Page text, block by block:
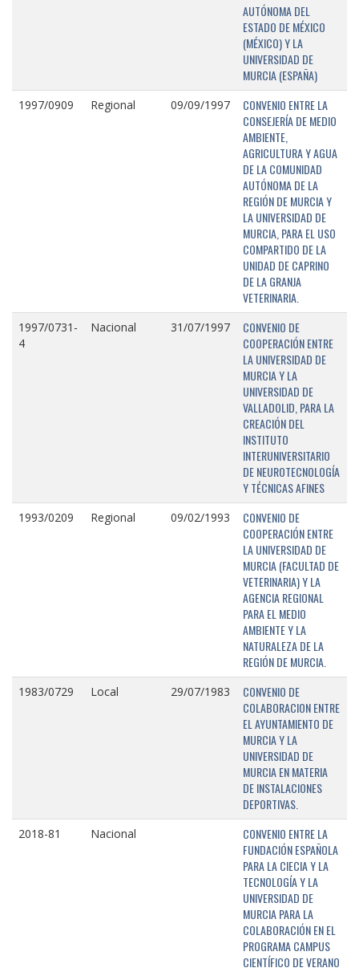
AUTÓNOMA DEL
ESTADO DE MÉXICO
(MÉXICO) Y LA
UNIVERSIDAD DE
MURCIA (ESPAÑA)
1997/0909 Regional 09/09/1997
CONVENIO ENTRE LA
CONSEJERÍA DE MEDIO
AMBIENTE,
AGRICULTURA Y AGUA
DE LA COMUNIDAD
AUTÓNOMA DE LA
REGIÓN DE MURCIA Y
LA UNIVERSIDAD DE
MURCIA, PARA EL USO
COMPARTIDO DE LA
UNIDAD DE CAPRINO
DE LA GRANJA
VETERINARIA.
1997/0731-
4
Nacional 31/07/1997
CONVENIO DE
COOPERACIÓN ENTRE
LA UNIVERSIDAD DE
MURCIA Y LA
UNIVERSIDAD DE
VALLADOLID, PARA LA
CREACIÓN DEL
INSTITUTO
INTERUNIVERSITARIO
DE NEUROTECNOLOGÍA
Y TÉCNICAS AFINES
1993/0209 Regional 09/02/1993
CONVENIO DE
COOPERACIÓN ENTRE
LA UNIVERSIDAD DE
MURCIA (FACULTAD DE
VETERINARIA) Y LA
AGENCIA REGIONAL
PARA EL MEDIO
AMBIENTE Y LA
NATURALEZA DE LA
REGIÓN DE MURCIA.
1983/0729 Local 29/07/1983
CONVENIO DE
COLABORACION ENTRE
EL AYUNTAMIENTO DE
MURCIA Y LA
UNIVERSIDAD DE
MURCIA EN MATERIA
DE INSTALACIONES
DEPORTIVAS.
2018-81 Nacional
CONVENIO ENTRE LA
FUNDACIÓN ESPAÑOLA
PARA LA CIECIA Y LA
TECNOLOGÍA Y LA
UNIVERSIDAD DE
MURCIA PARA LA
COLABORACIÓN EN EL
PROGRAMA CAMPUS
CIENTÍFICO DE VERANO